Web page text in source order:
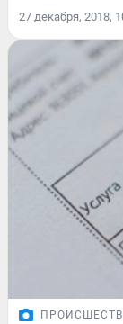
27 декабря, 2018,